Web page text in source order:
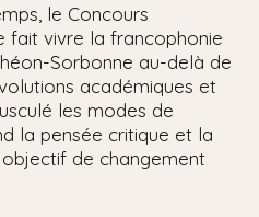
le Concours
fait vivre la francophonie
Sorbonne au-delà de
académiques et
les modes de
la pensée critique et la
objectif de changement